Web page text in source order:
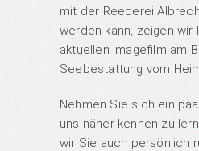
mit der Reederei
werden kann, zeigen wir
aktuellen Imagefilm am
Seebestattung vom
Nehmen Sie sich ein
uns näher kennen zu
wir Sie auch persönlich